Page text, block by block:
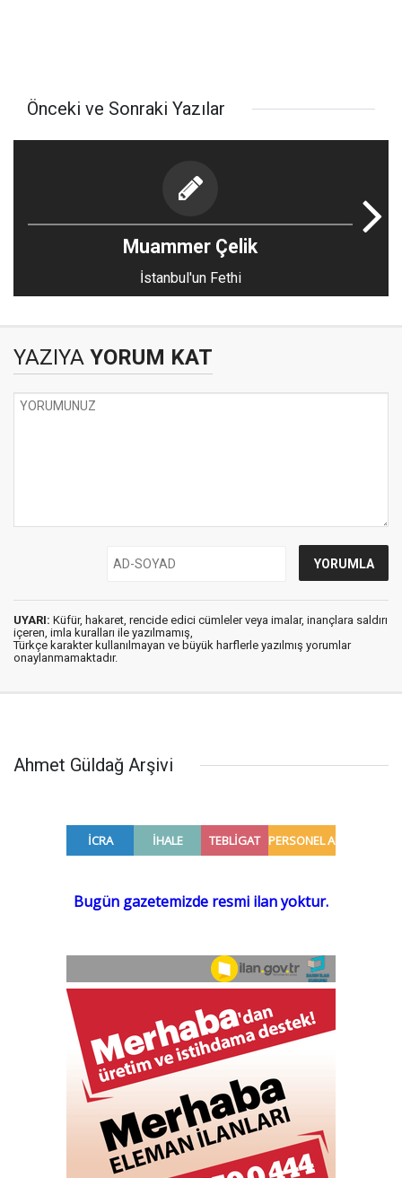
Önceki ve Sonraki Yazılar
Muammer Çelik
İstanbul'un Fethi
YAZIYA YORUM KAT
UYARI: Küfür, hakaret, rencide edici cümleler veya imalar, inançlara saldırı
içeren, imla kuralları ile yazılmamış,
Türkçe karakter kullanılmayan ve büyük harflerle yazılmış yorumlar
onaylanmamaktadır.
Ahmet Güldağ Arşivi